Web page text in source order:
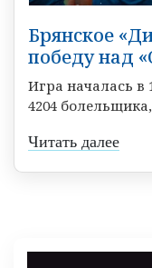
Брянское
победу над
Игра началась в
4204
Читать далее